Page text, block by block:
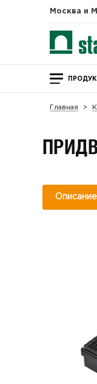
Москва и
Главная